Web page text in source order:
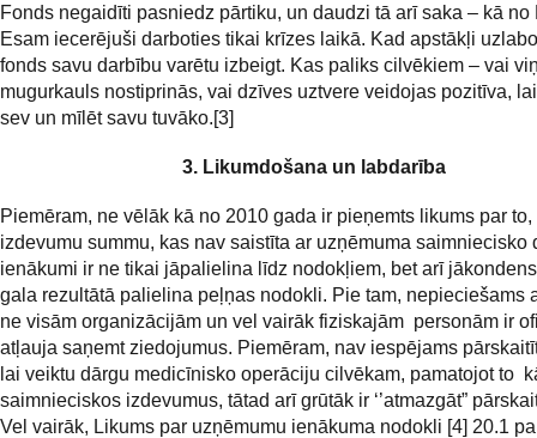
Fonds negaidīti pasniedz pārtiku, un daudzi tā arī saka – kā no
Esam iecerējuši darboties tikai krīzes laikā. Kad apstākļi
fonds savu darbību varētu izbeigt. Kas paliks cilvēkiem – vai
mugurkauls nostiprinās, vai dzīves uztvere veidojas pozitīva,
sev un mīlēt savu tuvāko.[3]
3. Likumdošana un labdarība
Piemēram, ne vēlāk kā no 2010 gada ir pieņemts likums par to,
izdevumu summu, kas nav saistīta ar uzņēmuma saimniecisko
ienākumi ir ne tikai jāpalielina līdz nodokļiem, bet arī
gala rezultātā palielina peļņas nodokli. Pie tam, nepieciešams
ne visām organizācijām un vel vairāk fiziskajām personām ir
atļauja saņemt ziedojumus. Piemēram, nav iespējams
lai veiktu dārgu medicīnisko operāciju cilvēkam, pamatojot to
saimnieciskos izdevumus, tātad arī grūtāk ir ‘’atmazgāt”
Vel vairāk, Likums par uzņēmumu ienākuma nodokli [4] 20.1